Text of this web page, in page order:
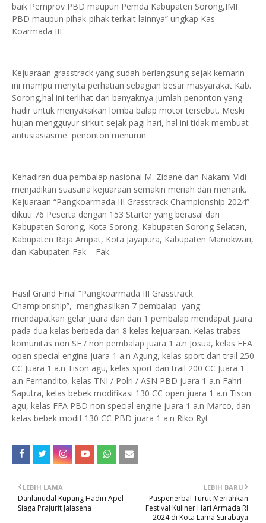
baik Pemprov PBD maupun Pemda Kabupaten Sorong,IMI
PBD maupun pihak-pihak terkait lainnya” ungkap Kas
Koarmada III
Kejuaraan grasstrack yang sudah berlangsung sejak kemarin
ini mampu menyita perhatian sebagian besar masyarakat Kab.
Sorong,hal ini terlihat dari banyaknya jumlah penonton yang
hadir untuk menyaksikan lomba balap motor tersebut. Meski
hujan mengguyur sirkuit sejak pagi hari, hal ini tidak membuat
antusiasiasme penonton menurun.
Kehadiran dua pembalap nasional M. Zidane dan Nakami Vidi
menjadikan suasana kejuaraan semakin meriah dan menarik.
Kejuaraan “Pangkoarmada III Grasstrack Championship 2024”
dikuti 76 Peserta dengan 153 Starter yang berasal dari
Kabupaten Sorong, Kota Sorong, Kabupaten Sorong Selatan,
Kabupaten Raja Ampat, Kota Jayapura, Kabupaten Manokwari,
dan Kabupaten Fak – Fak.
Hasil Grand Final “Pangkoarmada III Grasstrack
Championship”, menghasilkan 7 pembalap yang
mendapatkan gelar juara dan dan 1 pembalap mendapat juara
pada dua kelas berbeda dari 8 kelas kejuaraan. Kelas trabas
komunitas non SE / non pembalap juara 1 a.n Josua, kelas FFA
open special engine juara 1 a.n Agung, kelas sport dan trail 250
CC Juara 1 a.n Tison agu, kelas sport dan trail 200 CC Juara 1
a.n Fernandito, kelas TNI / Polri / ASN PBD juara 1 a.n Fahri
Saputra, kelas bebek modifikasi 130 CC open juara 1 a.n Tison
agu, kelas FFA PBD non special engine juara 1 a.n Marco, dan
kelas bebek modif 130 CC PBD juara 1 a.n Riko Ryt
LEBIH BARU
Puspenerbal Turut Meriahkan
Festival Kuliner Hari Armada Rl
2024 di Kota Lama Surabaya
LEBIH LAMA
Danlanudal Kupang Hadiri Apel
Siaga Prajurit Jalasena